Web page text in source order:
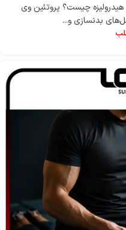
هیدرولیزه چیست؟ پروتئین وی
بدنسازی و...